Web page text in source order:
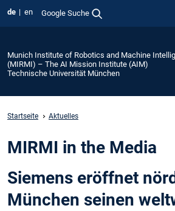
de en Google Suche
Munich Institute of Robotics and Machine
(MIRMI) – The AI Mission Institute (AIM)
Technische Universität München
Startseite Aktuelles
MIRMI in the Media
Siemens eröffnet
München seinen